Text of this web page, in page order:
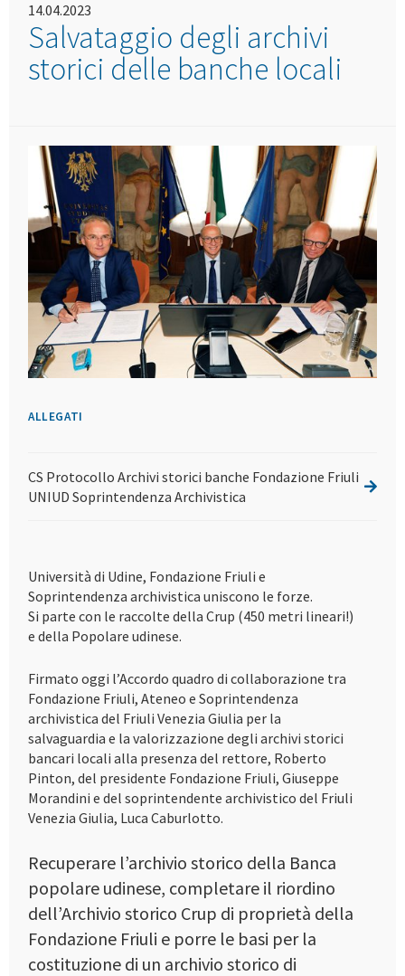
14.04.2023
Salvataggio degli archivi
storici delle banche locali
ALLEGATI
CS Protocollo Archivi storici banche Fondazione Friuli
UNIUD Soprintendenza Archivistica
Università di Udine, Fondazione Friuli e
Soprintendenza archivistica uniscono le forze.
Si parte con le raccolte della Crup (450 metri lineari!)
e della Popolare udinese.
Firmato oggi l’Accordo quadro di collaborazione tra
Fondazione Friuli, Ateneo e Soprintendenza
archivistica del Friuli Venezia Giulia per la
salvaguardia e la valorizzazione degli archivi storici
bancari locali alla presenza del rettore, Roberto
Pinton, del presidente Fondazione Friuli, Giuseppe
Morandini e del soprintendente archivistico del Friuli
Venezia Giulia, Luca Caburlotto.
Recuperare l’archivio storico della Banca
popolare udinese, completare il riordino
dell’Archivio storico Crup di proprietà della
Fondazione Friuli e porre le basi per la
costituzione di un archivio storico di